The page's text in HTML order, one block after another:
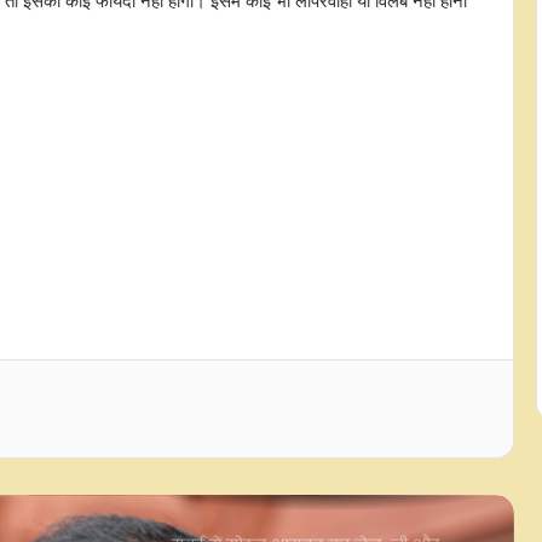
हो जाएगी,' बीसी आरक्षण बिल पर बोलीं के.
जेन-अल्फा से संवाद: शिक्षा, राजनीति और